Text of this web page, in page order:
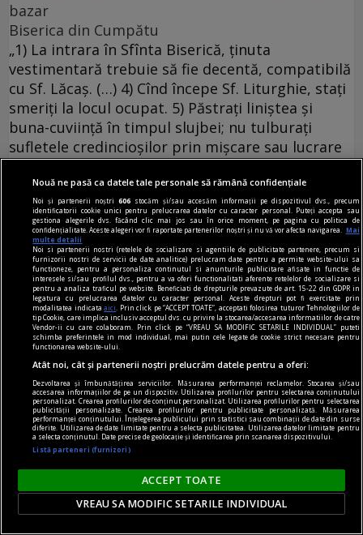
bazar
Biserica din Cumpătu
„1) La intrara în Sfînta Biserică, ţinuta
vestimentară trebuie să fie decentă, compatibilă
cu Sf. Lăcaş. (…) 4) Cînd începe Sf. Liturghie, staţi
smeriţi la locul ocupat. 5) Păstraţi liniştea şi
buna-cuviinţă în timpul slujbei; nu tulburaţi
sufletele credincioşilor prin mişcare sau lucrare
(vorbire, gesticulare ş.a.) (…)“
Iaromira POPOVICI
Atitudini mic-burgheze
Ce am învăţat din Lovin vs Ţoghină
Cazul Lovin vs Ţoghină, despre care am scris
acum două săptămîni, pare chiar mai complicat
decît am reuşit eu să-l redau. Am trecut în
Nouă ne pasă ca datele tale personale să rămână confidențiale
Noi și partenerii noștri606 stocăm și/sau accesăm informații pe dispozitivul dvs., precum
identificatorii cookie unici pentru prelucrarea datelor cu caracter personal. Puteți accepta sau
gestiona alegerile dvs. făcând clic mai jos sau în orice moment, pe pagina cu politica de
confidențialitate. Aceste alegeri vor fi raportate partenerilor noștri și nu vă vor afecta navigarea.
Mai
multe detalii
Noi si partenerii nostri (retelele de socializare si agentiile de publicitate partenere, precum si
furnizorii nostri de servicii de date analitice) prelucram date pentru a permite website-ului sa
functioneze, pentru a personaliza continutul si anunturile publicitare afisate in functie de
interesele si/sau profilul dvs., pentru a va oferi functionalitati aferente retelelor de socializare si
pentru a analiza traficul pe website. Beneficiati de drepturile prevazute de art. 15-22 din GDPR in
legatura cu prelucrarea datelor cu caracter personal. Aceste drepturi pot fi exercitate prin
modalitatea indicataaici
. Prin click pe “ACCEPT TOATE”, acceptati folosirea tuturor Tehnologiilor de
tip Cookie, care implica inclusiv acceptul dvs. cu privire la stocarea/accesarea informatiilor de catre
Vendor-ii cu care colaboram. Prin click pe “VREAU SA MODIFIC SETARILE INDIVIDUAL” puteti
schimba preferintele in mod individual, mai putin cele legate de cookie strict necesare pentru
functionarea website-ului.
Atât noi, cât și partenerii noștri prelucrăm datele pentru a oferi:
Dezvoltarea și îmbunătățirea serviciilor. Măsurarea performanței reclamelor. Stocarea și/sau
accesarea informațiilor de pe un dispozitiv. Utilizarea profilurilor pentru selectarea conținutului
personalizat. Crearea profilurilor de conținut personalizat. Utilizarea profilurilor pentru selectarea
publicității personalizate. Crearea profilurilor pentru publicitate personalizată. Măsurarea
performanței conținutului. Înțelegerea publicului prin statistici sau combinații de date din surse
diferite. Utilizarea de date limitate pentru a selecta publicitatea. Utilizarea datelor limitate pentru
a selecta conținutul. Date precise de geolocație și identificarea prin scanarea dispozitivului.
Listă parteneri (furnizori)
ACCEPT TOATE
VREAU SA MODIFIC SETARILE INDIVIDUAL